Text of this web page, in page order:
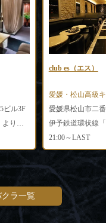
ビル3F
伊予鉄道環状線「松山市駅」より徒歩5分
club es（エス）
愛媛・松山高級
21:00～LAST
ラ一覧